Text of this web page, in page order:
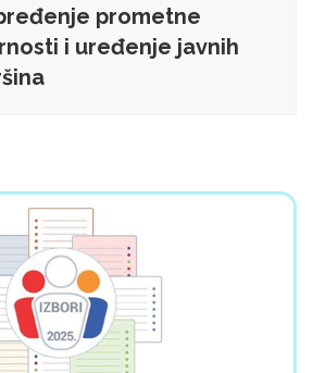
prometne
i uređenje javnih